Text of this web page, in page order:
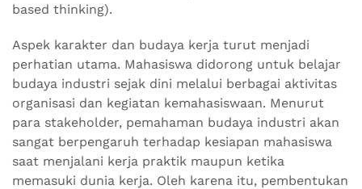
based thinking).
Aspek karakter dan budaya kerja turut menjadi
perhatian utama. Mahasiswa didorong untuk belajar
budaya industri sejak dini melalui berbagai aktivitas
organisasi dan kegiatan kemahasiswaan. Menurut
para stakeholder, pemahaman budaya industri akan
sangat berpengaruh terhadap kesiapan mahasiswa
saat menjalani kerja praktik maupun ketika
memasuki dunia kerja. Oleh karena itu, pembentukan